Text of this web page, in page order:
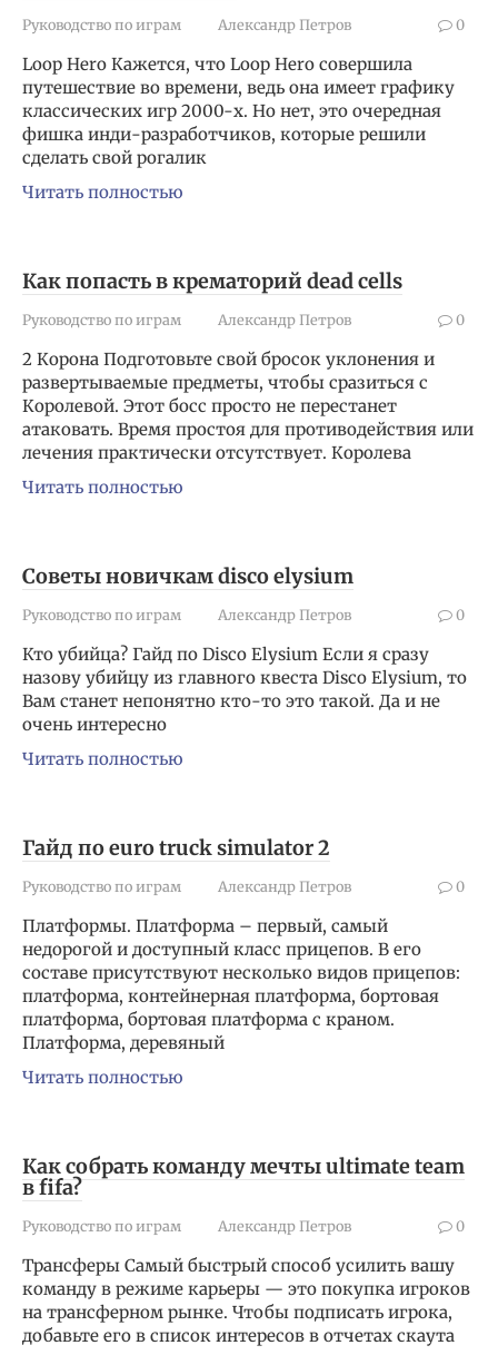
Руководство по играм Александр Петров 0
Loop Hero Кажется, что Loop Hero совершила
путешествие во времени, ведь она имеет графику
классических игр 2000-х. Но нет, это очередная
фишка инди-разработчиков, которые решили
сделать свой рогалик
Читать полностью
Как попасть в крематорий dead cells
Руководство по играм Александр Петров 0
2 Корона Подготовьте свой бросок уклонения и
развертываемые предметы, чтобы сразиться с
Королевой. Этот босс просто не перестанет
атаковать. Время простоя для противодействия или
лечения практически отсутствует. Королева
Читать полностью
Советы новичкам disco elysium
Руководство по играм Александр Петров 0
Кто убийца? Гайд по Disco Elysium Если я сразу
назову убийцу из главного квеста Disco Elysium, то
Вам станет непонятно кто-то это такой. Да и не
очень интересно
Читать полностью
Гайд по euro truck simulator 2
Руководство по играм Александр Петров 0
Платформы. Платформа – первый, самый
недорогой и доступный класс прицепов. В его
составе присутствуют несколько видов прицепов:
платформа, контейнерная платформа, бортовая
платформа, бортовая платформа с краном.
Платформа, деревяный
Читать полностью
Как собрать команду мечты ultimate team
в fifa?
Руководство по играм Александр Петров 0
Трансферы Самый быстрый способ усилить вашу
команду в режиме карьеры — это покупка игроков
на трансферном рынке. Чтобы подписать игрока,
добавьте его в список интересов в отчетах скаута